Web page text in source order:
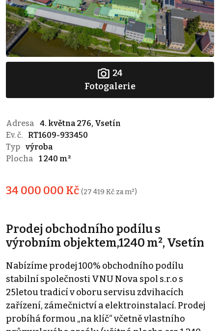
24
Fotogalerie
Adresa
4. května 276, Vsetín
Ev. č.
RT1609-933450
Typ výroba
Plocha
1 240 m²
34 000 000 Kč (27 419 Kč za m²)
Prodej obchodního podílu s
výrobním objektem,1240 m², Vsetín
Nabízíme prodej 100% obchodního podílu
stabilní společnosti VNU Nova spol s.r.o s
25letou tradicí v oboru servisu zdvihacích
zařízení, zámečnictví a elektroinstalací. Prodej
probíhá formou „na klíč“ včetně vlastního